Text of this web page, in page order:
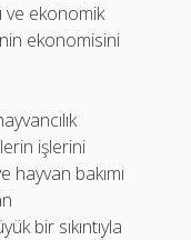
ve ekonomik
ekonomisini
işlerini
hayvan bakımı
bir sıkıntıyla